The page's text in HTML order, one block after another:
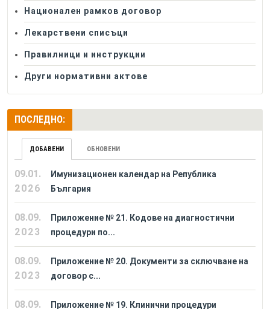
Национален рамков договор
Лекарствени списъци
Правилници и инструкции
Други нормативни актове
ПОСЛЕДНО:
ДОБАВЕНИ ОБНОВЕНИ
09.01.
2026
Имунизационен календар на Република
България
08.09.
2023
Приложение № 21. Кодове на диагностични
процедури по...
08.09.
2023
Приложение № 20. Документи за сключване на
договор с...
08.09.
Приложение № 19. Клинични процедури